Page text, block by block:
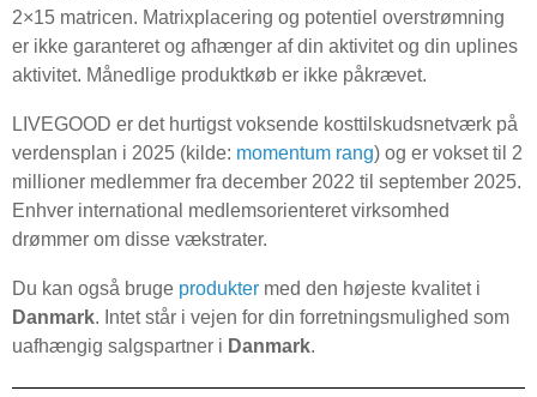
2×15 matricen. Matrixplacering og potentiel overstrømning
er ikke garanteret og afhænger af din aktivitet og din uplines
aktivitet. Månedlige produktkøb er ikke påkrævet.
LIVEGOOD er det hurtigst voksende kosttilskudsnetværk på
verdensplan i 2025 (kilde: momentum rang) og er vokset til 2
millioner medlemmer fra december 2022 til september 2025.
Enhver international medlemsorienteret virksomhed
drømmer om disse vækstrater.
Du kan også bruge produkter med den højeste kvalitet i
Danmark. Intet står i vejen for din forretningsmulighed som
uafhængig salgspartner i Danmark.